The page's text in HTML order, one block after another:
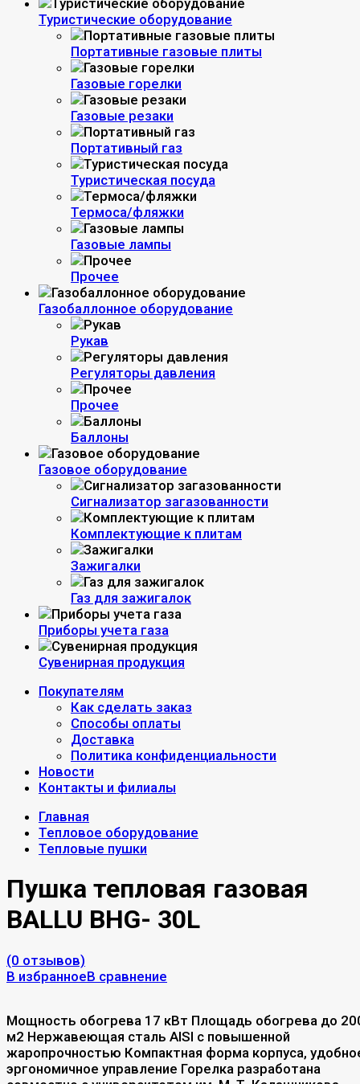
Туристические оборудование
Портативные газовые плиты
Газовые горелки
Газовые резаки
Портативный газ
Туристическая посуда
Термоса/фляжки
Газовые лампы
Прочее
Газобаллонное оборудование
Рукав
Регуляторы давления
Прочее
Баллоны
Газовое оборудование
Сигнализатор загазованности
Комплектующие к плитам
Зажигалки
Газ для зажигалок
Приборы учета газа
Сувенирная продукция
Покупателям
Как сделать заказ
Способы оплаты
Доставка
Политика конфиденциальности
Новости
Контакты и филиалы
Главная
Тепловое оборудование
Тепловые пушки
Пушка тепловая газовая
BALLU BНG- 30L
(0 отзывов)
В избранноеВ сравнение
Мощность обогрева 17 кВт Площадь обогрева до
м2 Нержавеющая сталь AISI с повышенной
жаропрочностью Компактная форма корпуса,
эргономичное управление Горелка разработана